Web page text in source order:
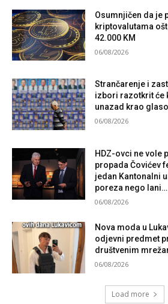
Osumnjičen da je
kriptovalutama
42.000 KM
06/08/2026
Strančarenje i
izbori razotkrit će
unazad krao
06/08/2026
HDZ-ovci ne vole
propada Čovićev
jedan Kantonalni
poreza nego lani…
06/08/2026
Nova moda u
odjevni predmet
društvenim
06/08/2026
Load more